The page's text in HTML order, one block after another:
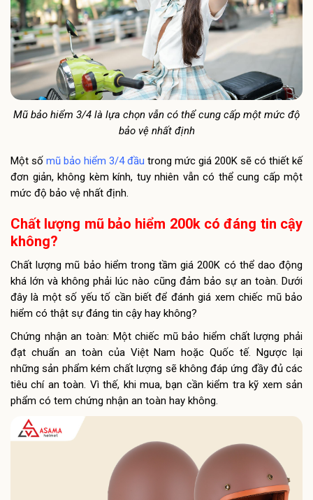
Mũ bảo hiểm 3/4 là lựa chọn vẫn có thể cung cấp một mức độ
bảo vệ nhất định
Một số mũ bảo hiểm 3/4 đầu trong mức giá 200K sẽ có thiết kế
đơn giản, không kèm kính, tuy nhiên vẫn có thể cung cấp một
mức độ bảo vệ nhất định.
Chất lượng mũ bảo hiểm 200k có đáng tin cậy
không?
Chất lượng mũ bảo hiểm trong tầm giá 200K có thể dao động
khá lớn và không phải lúc nào cũng đảm bảo sự an toàn. Dưới
đây là một số yếu tố cần biết để đánh giá xem chiếc mũ bảo
hiểm có thật sự đáng tin cậy hay không?
Chứng nhận an toàn: Một chiếc mũ bảo hiểm chất lượng phải
đạt chuẩn an toàn của Việt Nam hoặc Quốc tế. Ngược lại
những sản phẩm kém chất lượng sẽ không đáp ứng đầy đủ các
tiêu chí an toàn. Vì thế, khi mua, bạn cần kiểm tra kỹ xem sản
phẩm có tem chứng nhận an toàn hay không.